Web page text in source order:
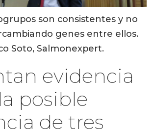
son consistentes y no
genes entre ellos.
Soto, Salmonexpert.
evidencia
posible
de tres